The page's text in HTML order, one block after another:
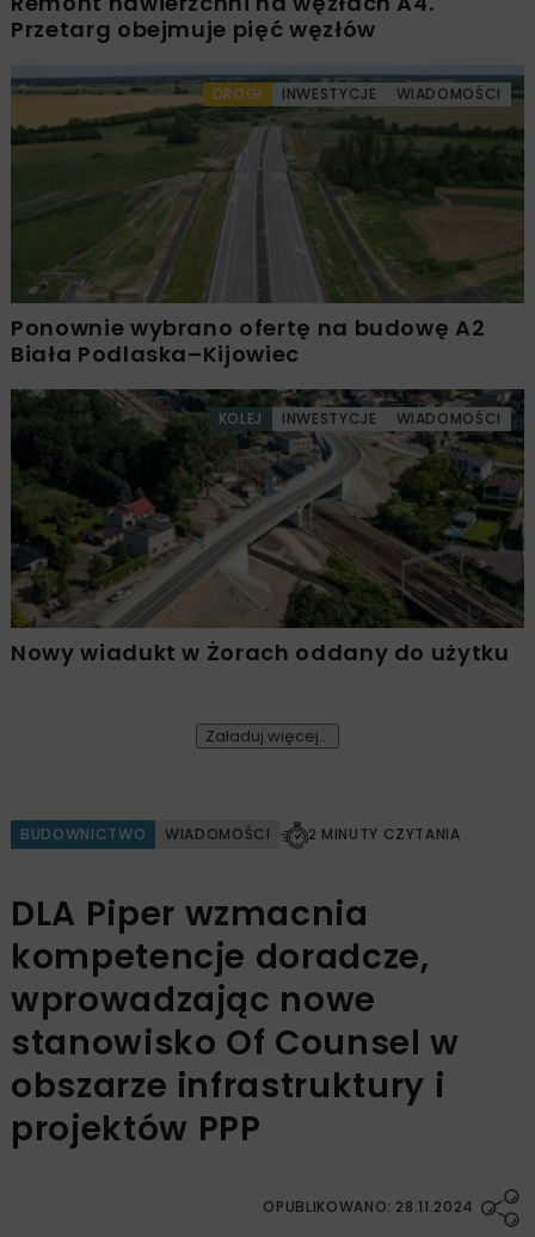
Przetarg obejmuje pięć węzłów
DROGI INWESTYCJE WIADOMOŚCI
Ponownie wybrano ofertę na budowę A2
Biała Podlaska–Kijowiec
KOLEJ INWESTYCJE WIADOMOŚCI
Nowy wiadukt w Żorach oddany do użytku
Załaduj więcej...
BUDOWNICTWO WIADOMOŚCI 2 MINUTY CZYTANIA
DLA Piper wzmacnia
kompetencje doradcze,
wprowadzając nowe
stanowisko Of Counsel w
obszarze infrastruktury i
projektów PPP
OPUBLIKOWANO: 28.11.2024